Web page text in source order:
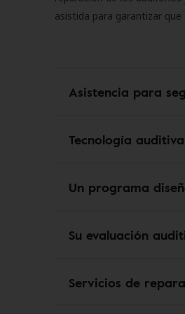
asistida para garantizar
Asistencia para
Tecnología
Un programa
Su evaluación
Servicios de